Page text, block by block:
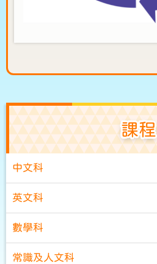
課程
中文科
英文科
數學科
常識及人文科